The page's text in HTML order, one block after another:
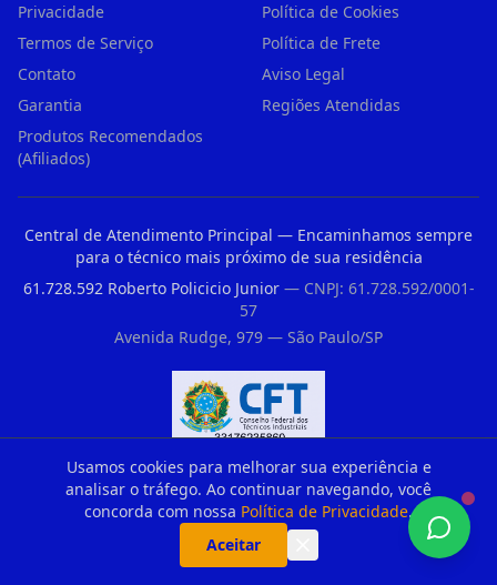
Usamos cookies para melhorar sua experiência e
analisar o tráfego. Ao continuar navegando, você
concorda com nossa Política de Privacidade.
Aceitar
Privacidade
Política de Cookies
Termos de Serviço
Política de Frete
Contato
Aviso Legal
Garantia
Regiões Atendidas
Produtos Recomendados
(Afiliados)
Central de Atendimento Principal — Encaminhamos sempre
para o técnico mais próximo de sua residência
61.728.592 Roberto Policicio Junior— CNPJ: 61.728.592/0001-
57
Avenida Rudge, 979 — São Paulo/SP
Parceiros Recomendados